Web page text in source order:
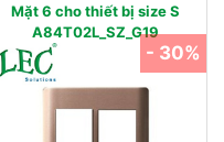
Mặt 6 cho thiết bị size S
A84T02L_SZ_G19
- 30%